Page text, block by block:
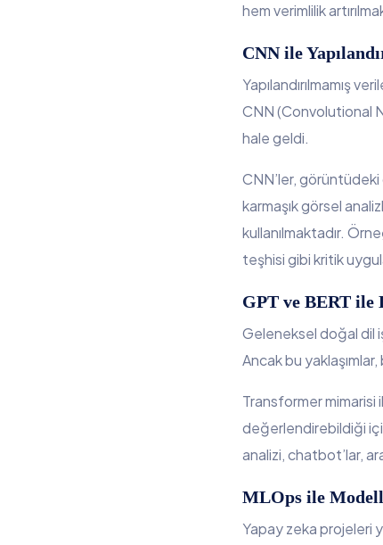
hem verimlilik
CNN ile
Yapılandırılmamış
CNN (Convolutional
hale geldi.
CNN’ler,
karmaşık görsel
kullanılmaktadır.
teşhisi gibi kritik
GPT ve BERT
Geleneksel doğal dil
Ancak bu
Transformer
değerlendirebildiği
analizi, chatbot’lar,
MLOps ile
Yapay zeka projeleri